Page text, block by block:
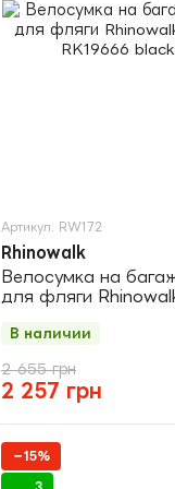
Артикул: RW172
Rhinowalk
Велосумка на
для фляги
2 655 грн
2 257 грн
В наличии
−15%